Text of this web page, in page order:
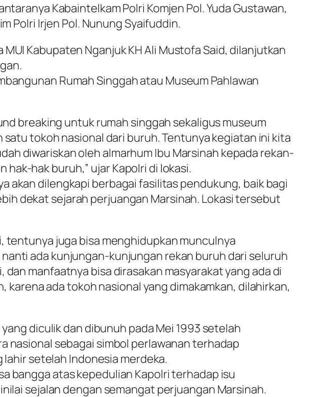
Kabaintelkam Polri Komjen Pol. Yuda Gustawan,
Polri Irjen Pol. Nunung Syaifuddin.
Kabupaten Nganjuk KH Ali Mustofa Said, dilanjutkan
Rumah Singgah atau Museum Pahlawan
breaking untuk rumah singgah sekaligus museum
tokoh nasional dari buruh. Tentunya kegiatan ini kita
diwariskan oleh almarhum Ibu Marsinah kepada rekan-
hak buruh,” ujar Kapolri di lokasi.
akan dilengkapi berbagai fasilitas pendukung, baik bagi
dekat sejarah perjuangan Marsinah. Lokasi tersebut
tentunya juga bisa menghidupkan munculnya
ada kunjungan-kunjungan rekan buruh dari seluruh
manfaatnya bisa dirasakan masyarakat yang ada di
ada tokoh nasional yang dimakamkan, dilahirkan,
diculik dan dibunuh pada Mei 1993 setelah
nasional sebagai simbol perlawanan terhadap
setelah Indonesia merdeka.
bangga atas kepedulian Kapolri terhadap isu
sejalan dengan semangat perjuangan Marsinah.